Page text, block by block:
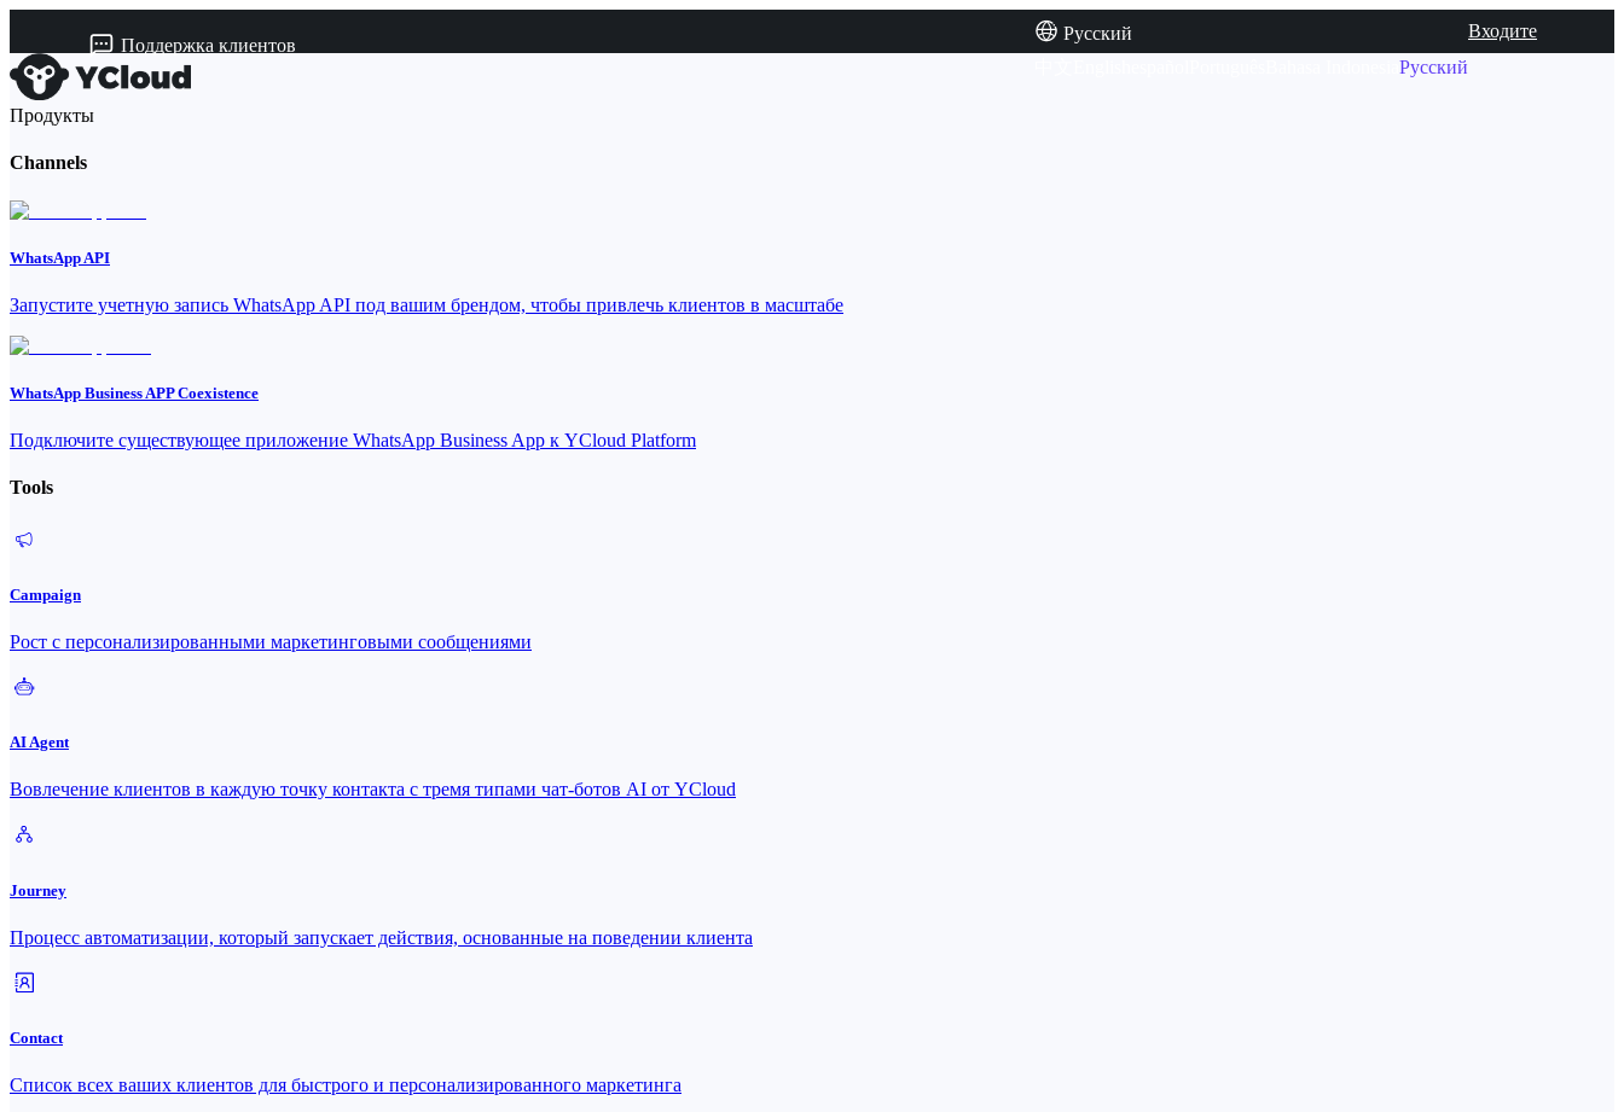
Поддержка клиентов
Русский
Русский
Входите
Продукты
Channels
WhatsApp API
Запустите учетную запись WhatsApp API под вашим брендом, чтобы привлечь клиентов в масштабе
WhatsApp Business APP Coexistence
Подключите существующее приложение WhatsApp Business App к YCloud Platform
Tools
Campaign
Рост с персонализированными маркетинговыми сообщениями
AI Agent
Вовлечение клиентов в каждую точку контакта с тремя типами чат-ботов AI от YCloud
Journey
Процесс автоматизации, который запускает действия, основанные на поведении клиента
Contact
Список всех ваших клиентов для быстрого и персонализированного маркетинга